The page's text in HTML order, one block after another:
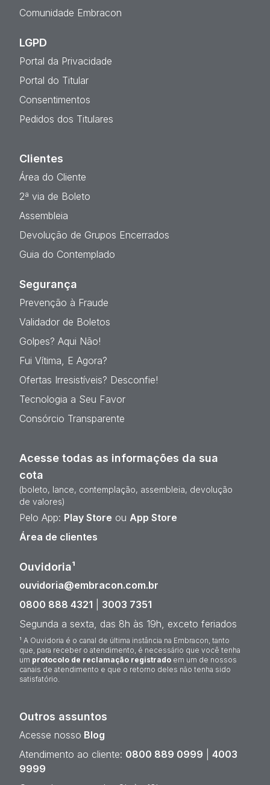
Comunidade Embracon
LGPD
Portal da Privacidade
Portal do Titular
Consentimentos
Pedidos dos Titulares
Clientes
Área do Cliente
2ª via de Boleto
Assembleia
Devolução de Grupos Encerrados
Guia do Contemplado
Segurança
Prevenção à Fraude
Validador de Boletos
Golpes? Aqui Não!
Fui Vítima, E Agora?
Ofertas Irresistíveis? Desconfie!
Tecnologia a Seu Favor
Consórcio Transparente
Acesse todas as informações da sua
cota
(boleto, lance, contemplação, assembleia, devolução
de valores)
Pelo App: Play Store ou App Store
Área de clientes
Ouvidoria¹
ouvidoria@embracon.com.br
0800 888 4321
3003 7351
Segunda a sexta, das 8h às 19h, exceto feriados
¹ A Ouvidoria é o canal de última instância na Embracon, tanto
que, para receber o atendimento, é necessário que você tenha
um protocolo de reclamação registrado em um de nossos
canais de atendimento e que o retorno deles não tenha sido
satisfatório.
Outros assuntos
Acesse nosso Blog
Atendimento ao cliente: 0800 889 0999
4003
9999